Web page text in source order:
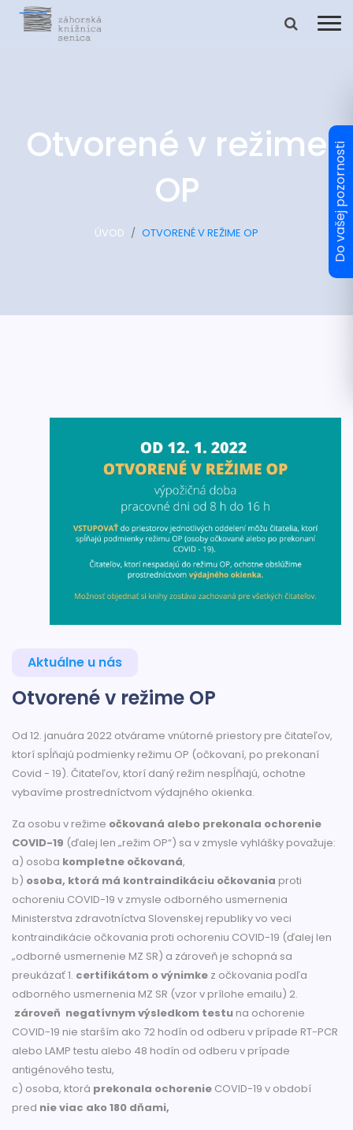
Otvorené v režime
OP
ÚVOD OTVORENÉ V REŽIME OP
Aktuálne u nás
Otvorené v režime OP
Od 12. januára 2022 otvárame vnútorné priestory pre čitateľov,
ktorí spĺňajú podmienky režimu OP (očkovaní, po prekonaní
Covid - 19). Čitateľov, ktorí daný režim nespĺňajú, ochotne
vybavíme prostredníctvom výdajného okienka.
Za osobu v režime očkovaná alebo prekonala ochorenie
COVID-19 (ďalej len „režim OP“) sa v zmysle vyhlášky považuje:
a) osoba kompletne očkovaná,
b) osoba, ktorá má kontraindikáciu očkovania proti
ochoreniu COVID-19 v zmysle odborného usmernenia
Ministerstva zdravotníctva Slovenskej republiky vo veci
kontraindikácie očkovania proti ochoreniu COVID-19 (ďalej len
„odborné usmernenie MZ SR) a zároveň je schopná sa
preukázať 1. certifikátom o výnimke z očkovania podľa
odborného usmernenia MZ SR (vzor v prílohe emailu) 2.
zároveň negatívnym výsledkom testu na ochorenie
COVID-19 nie starším ako 72 hodín od odberu v prípade RT-PCR
alebo LAMP testu alebo 48 hodín od odberu v prípade
antigénového testu,
c) osoba, ktorá prekonala ochorenie COVID-19 v období
pred nie viac ako 180 dňami,